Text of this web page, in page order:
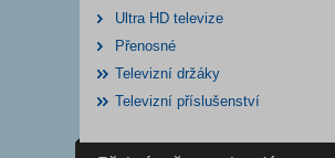
Ultra HD televize
Přenosné
Televizní držáky
Televizní příslušenství